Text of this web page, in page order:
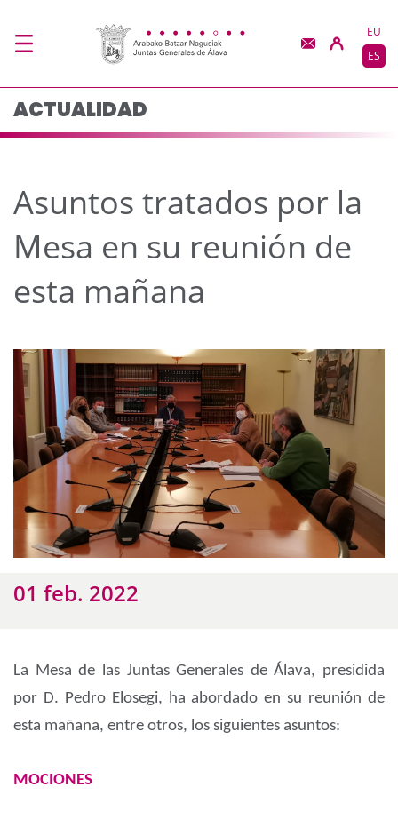
Asuntos tratados por
EU
ES
ACTUALIDAD
Asuntos tratados por la
Mesa en su reunión de
esta mañana
01 feb. 2022
La Mesa de las Juntas Generales de Álava, presidida
por D. Pedro Elosegi, ha abordado en su reunión de
esta mañana, entre otros, los siguientes asuntos:
MOCIONES